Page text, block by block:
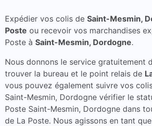
Expédier vos colis de Saint-Mesmin,
Poste ou recevoir vos marchandises
Poste à Saint-Mesmin, Dordogne.
Nous donnons le service gratuitement
trouver la bureau et le point relais de
vous pouvez également suivre vos
Saint-Mesmin, Dordogne vérifier le
Poste Saint-Mesmin, Dordogne dans
de La Poste. Nous agissons en tant